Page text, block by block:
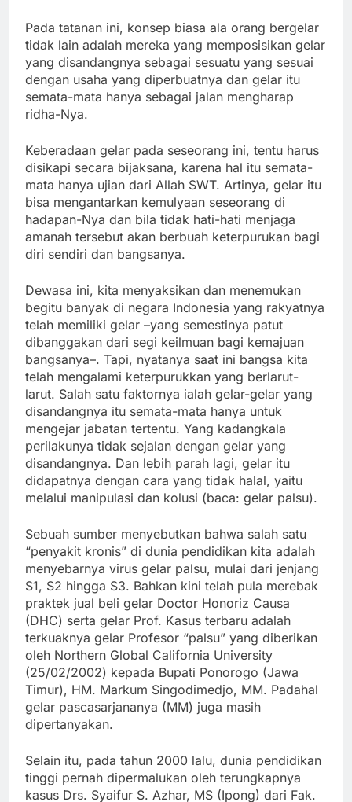
Pada tatanan ini, konsep biasa ala orang bergelar
tidak lain adalah mereka yang memposisikan gelar
yang disandangnya sebagai sesuatu yang sesuai
dengan usaha yang diperbuatnya dan gelar itu
semata-mata hanya sebagai jalan mengharap
ridha-Nya.
Keberadaan gelar pada seseorang ini, tentu harus
disikapi secara bijaksana, karena hal itu semata-
mata hanya ujian dari Allah SWT. Artinya, gelar itu
bisa mengantarkan kemulyaan seseorang di
hadapan-Nya dan bila tidak hati-hati menjaga
amanah tersebut akan berbuah keterpurukan bagi
diri sendiri dan bangsanya.
Dewasa ini, kita menyaksikan dan menemukan
begitu banyak di negara Indonesia yang rakyatnya
telah memiliki gelar –yang semestinya patut
dibanggakan dari segi keilmuan bagi kemajuan
bangsanya–. Tapi, nyatanya saat ini bangsa kita
telah mengalami keterpurukkan yang berlarut-
larut. Salah satu faktornya ialah gelar-gelar yang
disandangnya itu semata-mata hanya untuk
mengejar jabatan tertentu. Yang kadangkala
perilakunya tidak sejalan dengan gelar yang
disandangnya. Dan lebih parah lagi, gelar itu
didapatnya dengan cara yang tidak halal, yaitu
melalui manipulasi dan kolusi (baca: gelar palsu).
Sebuah sumber menyebutkan bahwa salah satu
“penyakit kronis” di dunia pendidikan kita adalah
menyebarnya virus gelar palsu, mulai dari jenjang
S1, S2 hingga S3. Bahkan kini telah pula merebak
praktek jual beli gelar Doctor Honoriz Causa
(DHC) serta gelar Prof. Kasus terbaru adalah
terkuaknya gelar Profesor “palsu” yang diberikan
oleh Northern Global California University
(25/02/2002) kepada Bupati Ponorogo (Jawa
Timur), HM. Markum Singodimedjo, MM. Padahal
gelar pascasarjananya (MM) juga masih
dipertanyakan.
Selain itu, pada tahun 2000 lalu, dunia pendidikan
tinggi pernah dipermalukan oleh terungkapnya
kasus Drs. Syaifur S. Azhar, MS (Ipong) dari Fak.